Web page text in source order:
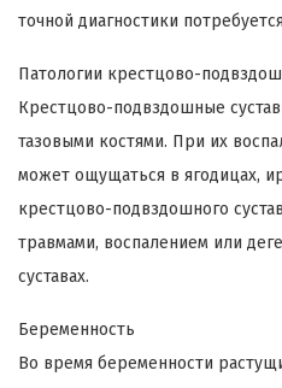
точной диагностики
Патологии крестцово-
Крестцово-подвздошные
тазовыми костями. При их
может ощущаться в ягодицах,
крестцово-подвздошного
травмами, воспалением или
суставах.
Беременность
Во время беременности